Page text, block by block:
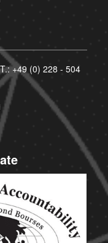
+49 (0) 228 - 504